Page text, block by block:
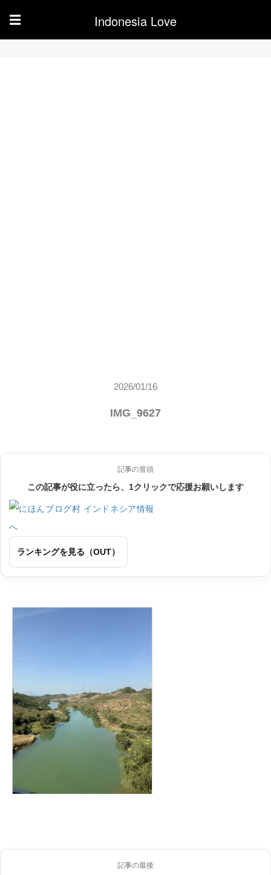
☰ Indonesia Love
2026/01/16
IMG_9627
記事の冒頭
この記事が役に立ったら、1クリックで応援お願いします
ランキングを見る（OUT）
記事の最後